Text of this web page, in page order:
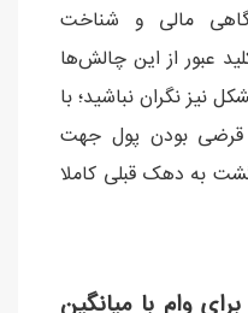
مالی و شناخت
عبور از این چالش‌ها
نیز نگران نباشید؛ با
قرضی بودن پول جهت
به دهک قبلی کاملا